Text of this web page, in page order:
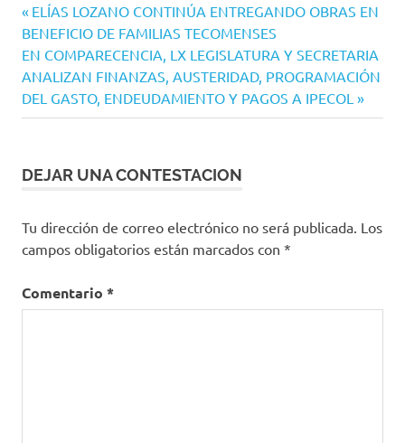
Navegación
de
entradas
Entrada
anterior:
ELÍAS LOZANO CONTINÚA ENTREGANDO OBRAS EN
BENEFICIO DE FAMILIAS TECOMENSES
Siguiente
entrada:
EN COMPARECENCIA, LX LEGISLATURA Y SECRETARIA
ANALIZAN FINANZAS, AUSTERIDAD, PROGRAMACIÓN
DEL GASTO, ENDEUDAMIENTO Y PAGOS A IPECOL
DEJAR UNA CONTESTACION
Tu dirección de correo electrónico no será publicada. Los
campos obligatorios están marcados con *
Comentario *